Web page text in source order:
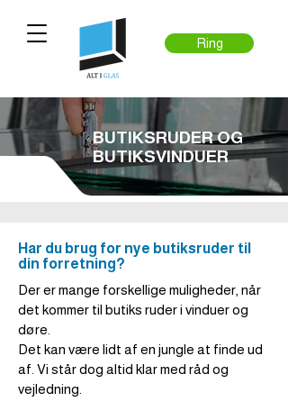
Ring
BUTIKSRUDER OG
BUTIKSVINDUER
Har du brug for nye butiksruder til
din forretning?
Der er mange forskellige muligheder, når
det kommer til butiks ruder i vinduer og
døre.
Det kan være lidt af en jungle at finde ud
af. Vi står dog altid klar med råd og
vejledning.